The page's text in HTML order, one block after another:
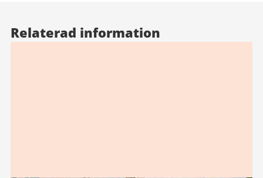
Relaterad information